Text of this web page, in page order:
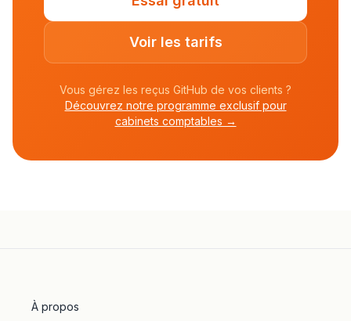
Voir les tarifs
Vous gérez les reçus GitHub de vos clients ?
Découvrez notre programme exclusif pour
cabinets comptables →
À propos